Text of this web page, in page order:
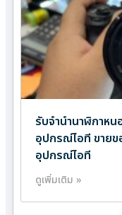
รับจำนำนาฬิกาห
อุปกรณ์ไอที ขายข
อุปกรณ์ไอที
ดูเพิ่มเติม »